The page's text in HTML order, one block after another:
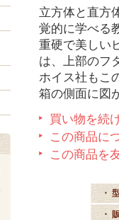
立方体と直方
覚的に学べる
重硬で美しい
は、上部のフ
ホイス社もこ
箱の側面に図
買い物を続
この商品に
この商品を
・
・